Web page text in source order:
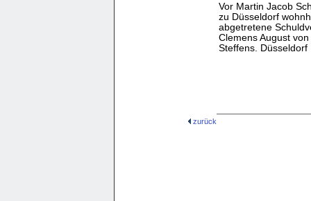
Vor Martin Jacob
zu Düsseldorf
abgetretene
Clemens August
Steffens.
zurück